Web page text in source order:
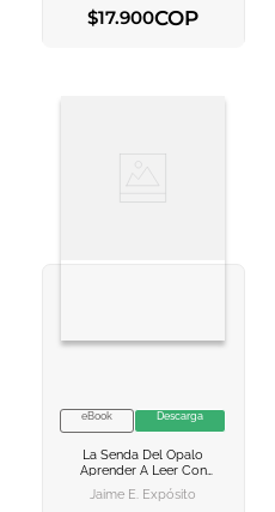
$17.900COP
VER INFORMACION
AGREGAR AL
eBook Descarga
La Senda Del Opalo
Aprender A Leer Con
Mayúsculas (a Partir De 5
Años)
Jaime E. Expósito